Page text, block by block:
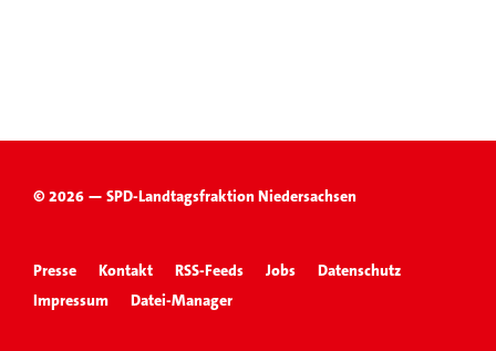
© 2026 — SPD-Landtagsfraktion Niedersachsen
Presse Kontakt RSS-Feeds Jobs
Datenschutz
Impressum
Datei-Manager